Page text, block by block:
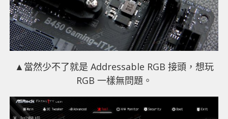
▲當然少不了就是 Addressable RGB 接頭，想玩
RGB 一樣無問題。